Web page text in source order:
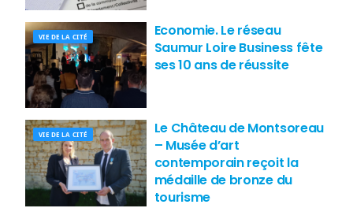
VIE DE LA CITÉ
Economie. Le réseau
Saumur Loire Business fête
ses 10 ans de réussite
VIE DE LA CITÉ
Le Château de Montsoreau
– Musée d’art
contemporain reçoit la
médaille de bronze du
tourisme